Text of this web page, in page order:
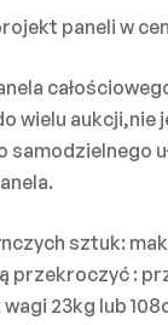
paneli w
wielu aukcji,nie
samodzielnego
sztuk:
przekroczyć :
wagi 23kg lub